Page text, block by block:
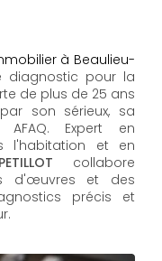
à Beaulieu-
diagnostic pour la
de plus de 25 ans
son sérieux, sa
Expert en
l'habitation et en
collabore
d'œuvres et des
précis et